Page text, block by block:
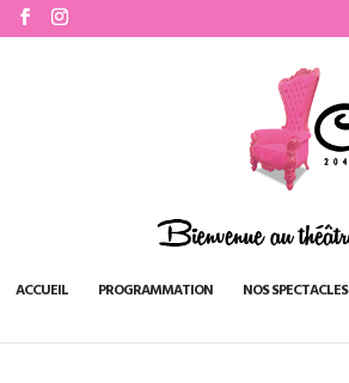
ACCUEIL PROGRAMMATION NOS SPECTACLES